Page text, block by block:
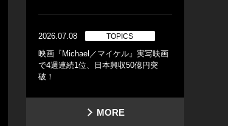
2026.07.08 TOPICS
映画『Michael／マイケル』実写映画
で4週連続1位、日本興収50億円突
破！
MORE